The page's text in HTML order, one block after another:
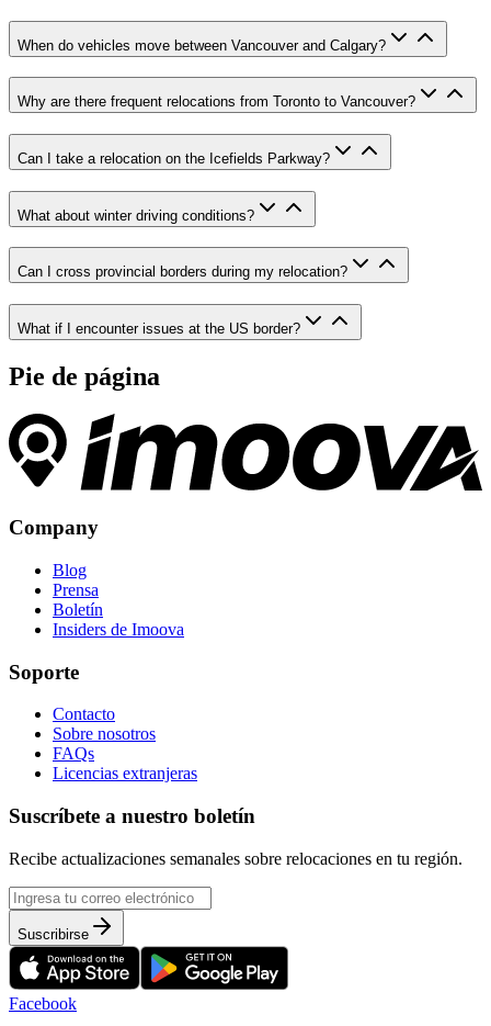
When do vehicles move between Vancouver and Calgary?
Why are there frequent relocations from Toronto to Vancouver?
Can I take a relocation on the Icefields Parkway?
What about winter driving conditions?
Can I cross provincial borders during my relocation?
What if I encounter issues at the US border?
Pie de página
Company
Blog
Prensa
Boletín
Insiders de Imoova
Soporte
Contacto
Sobre nosotros
FAQs
Licencias extranjeras
Suscríbete a nuestro boletín
Recibe actualizaciones semanales sobre relocaciones en tu región.
Suscribirse
Facebook